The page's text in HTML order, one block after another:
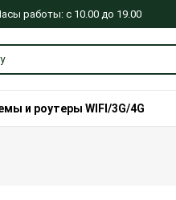
работы: с 10.00 до 19.00
и роутеры WIFI/3G/4G